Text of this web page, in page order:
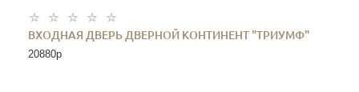
ВХОДНАЯ ДВЕРЬ ДВЕРНОЙ КОНТИНЕНТ "ТРИУМФ"
20880p